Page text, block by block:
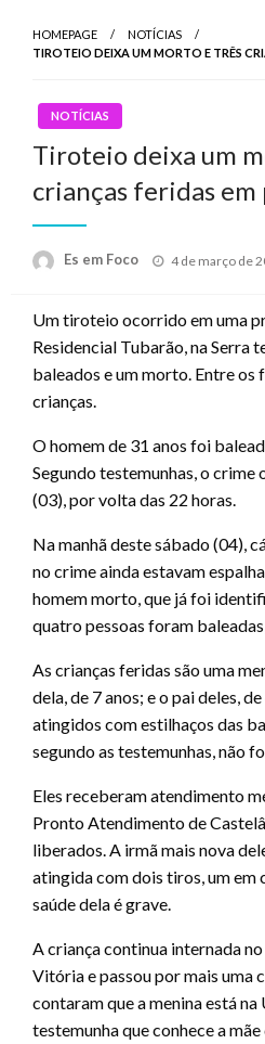
HOMEPAGE
NOTÍCIAS
TIROTEIO DEIXA UM MORTO E TRÊS
NOTÍCIAS
Tiroteio deixa um
crianças feridas em
Es em Foco
Posted
4 de março de
Um tiroteio ocorrido em uma
Residencial Tubarão, na Serra
baleados e um morto. Entre os
crianças.
O homem de 31 anos foi
Segundo testemunhas, o
(03), por volta das 22 horas.
Na manhã deste sábado (04),
no crime ainda estavam
homem morto, que já foi
quatro pessoas foram
As crianças feridas são uma
dela, de 7 anos; e o pai deles,
atingidos com estilhaços das
segundo as testemunhas, não
Eles receberam atendimento
Pronto Atendimento de
liberados. A irmã mais nova
atingida com dois tiros, um em
saúde dela é grave.
A criança continua internada
Vitória e passou por mais uma
contaram que a menina está
testemunha que conhece a